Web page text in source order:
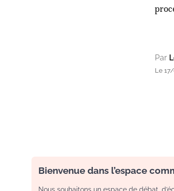
Par
Le
Bienvenue dans l’espace
Nous souhaitons un espace de débat,